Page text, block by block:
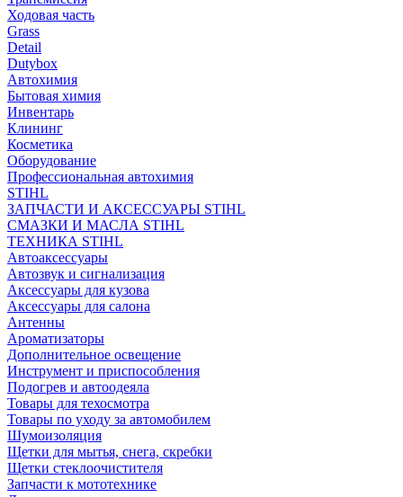
Ходовая часть
Grass
Detail
Dutybox
Автохимия
Бытовая химия
Инвентарь
Клининг
Косметика
Оборудование
Профессиональная автохимия
STIHL
ЗАПЧАСТИ И АКСЕССУАРЫ STIHL
СМАЗКИ И МАСЛА STIHL
ТЕХНИКА STIHL
Автоаксессуары
Автозвук и сигнализация
Аксессуары для кузова
Аксессуары для салона
Антенны
Ароматизаторы
Дополнительное освещение
Инструмент и приспособления
Подогрев и автоодеяла
Товары для техосмотра
Товары по уходу за автомобилем
Шумоизоляция
Щетки для мытья, снега, скребки
Щетки стеклоочистителя
Запчасти к мототехнике